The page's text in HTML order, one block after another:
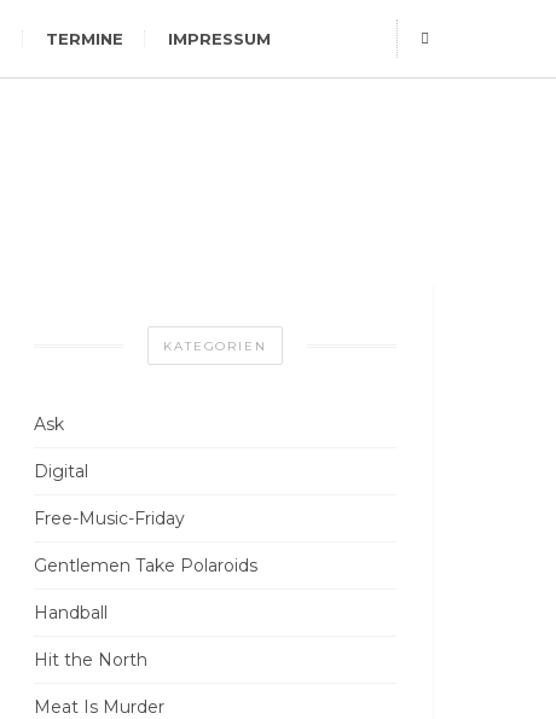
TERMINE IMPRESSUM
KATEGORIEN
Ask
Digital
Free-Music-Friday
Gentlemen Take Polaroids
Handball
Hit the North
Meat Is Murder